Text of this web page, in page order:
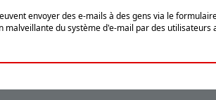
envoyer des e-mails à des gens via le
du système d'e-mail par des utilisateurs